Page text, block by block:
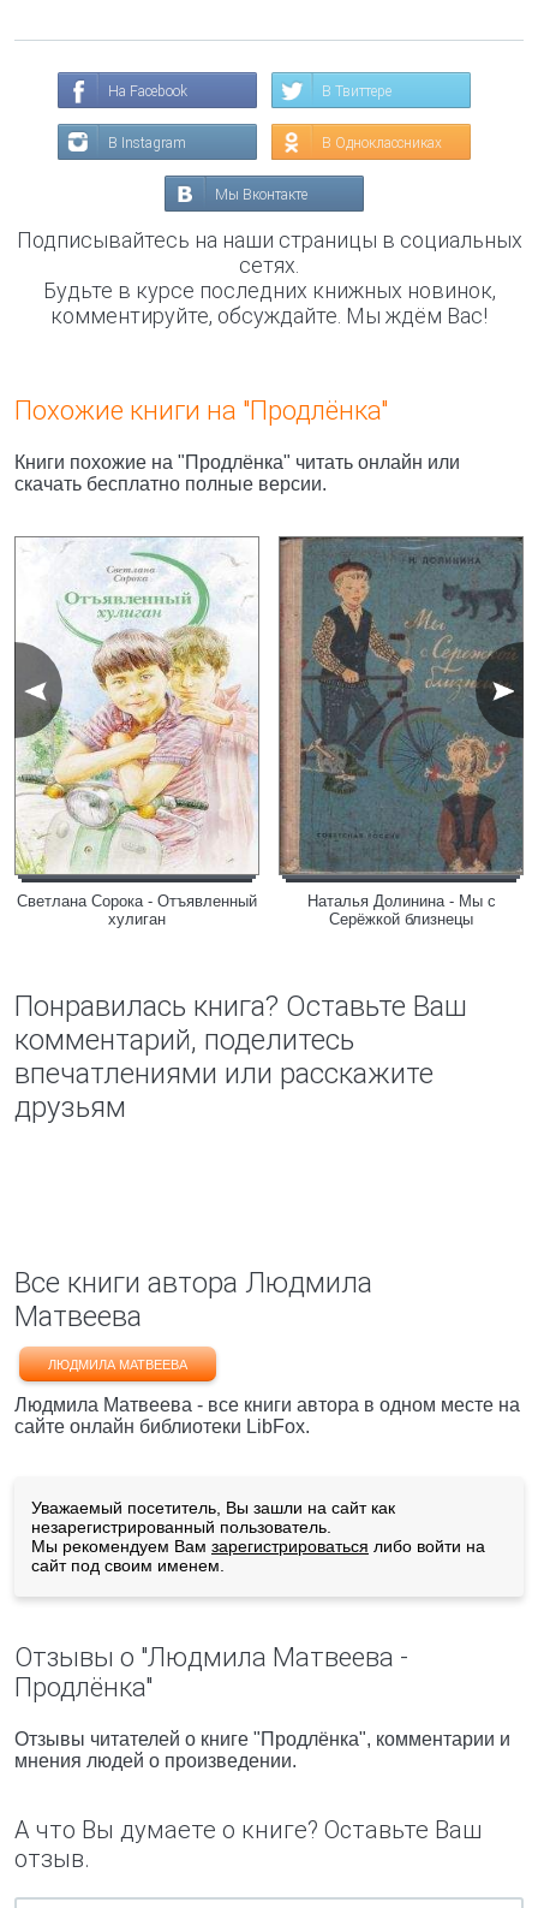
На Facebook В Твиттере
В Instagram В Одноклассниках
Мы Вконтакте
Подписывайтесь на наши страницы в социальных
сетях.
Будьте в курсе последних книжных новинок,
комментируйте, обсуждайте. Мы ждём Вас!
Похожие книги на "Продлёнка"
Книги похожие на "Продлёнка" читать онлайн или
скачать бесплатно полные версии.
Светлана Сорока - Отъявленный
хулиган
Наталья Долинина - Мы с
Серёжкой близнецы
Понравилась книга? Оставьте Ваш
комментарий, поделитесь
впечатлениями или расскажите
друзьям
Все книги автора Людмила
Матвеева
ЛЮДМИЛА МАТВЕЕВА
Людмила Матвеева - все книги автора в одном месте на
сайте онлайн библиотеки LibFox.
Уважаемый посетитель, Вы зашли на сайт как
незарегистрированный пользователь.
Мы рекомендуем Вам зарегистрироваться либо войти на
сайт под своим именем.
Отзывы о "Людмила Матвеева -
Продлёнка"
Отзывы читателей о книге "Продлёнка", комментарии и
мнения людей о произведении.
А что Вы думаете о книге? Оставьте Ваш
отзыв.